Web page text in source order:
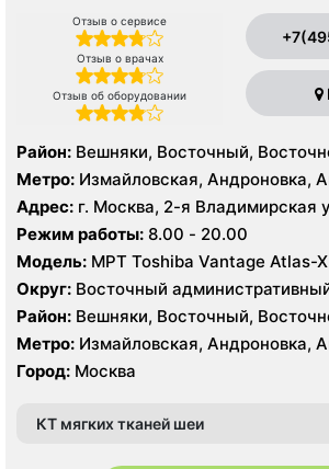
Отзыв о сервисе
Отзыв о врачах
Отзыв об оборудовании
Район: Вешняки, Восточный,
Гольяново, Ивановское, Измайлово,
Ухтомский, Метрогородок,
Перово, Преображенское, Северное
Соколиная Гора, Нижегородский,
Метро: Измайловская, Андроновка,
Новогиреево, Новокосино,
Соколиная гора, Шоссе Энтузиастов
Адрес: г. Москва, 2-я Владимирская
Режим работы: 8.00 - 20.00
Модель: МРТ Toshiba Vantage Atlas-X
Aquilion 64 среза, УЗИ
Округ: Восточный
Район: Вешняки, Восточный,
Гольяново, Ивановское, Измайлово,
Ухтомский, Метрогородок,
Перово, Преображенское, Северное
Метро: Измайловская, Андроновка,
Новогиреево, Новокосино,
Соколиная гора, Шоссе Энтузиастов
Город: Москва
КТ мягких тканей шеи